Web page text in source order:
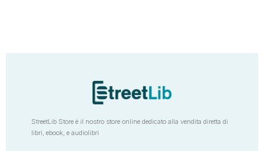
StreetLib Store è il nostro store online dedicato alla vendita diretta di
libri, ebook, e audiolibri